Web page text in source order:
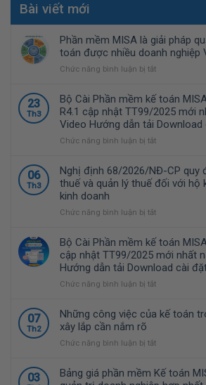
Bài viết mới
Phần mềm MISA là giải pháp
toán được nhiều doanh nghiệp
Chức năng bình luận bị tắtở
mềm
MISA
là
giải
pháp
tài
chính
kế
được
nhiều
doanh
nghiệp
Việt
chọ
23
Th3
Bộ Cài Phần mềm kế toán
R4.1 cập nhật TT99/2025 mới
Video Hướng dẫn tải
Chức năng bình luận bị tắtở
Phần
mềm
toán
SME.NET
2026
R4.1
cập
nhật
nhất
2026
Video
Hướng
06
Th3
Nghị định 68/2026/NĐ-CP quy
thuế và quản lý thuế đối với hộ
kinh doanh
Chức năng bình luận bị tắtở
định
68/2026/NĐ-
CP
quy
định
chính
sách
và
lý
thuế
Bộ Cài Phần mềm kế toán
cập nhật TT99/2025 mới nhất
Hướng dẫn tải Download cài
Chức năng bình luận bị tắtở
Phần
kế
MISA
SME.NET
07
Th2
Những công việc của kế toán
xây lắp cần nắm rõ
Chức năng bình luận bị tắtở
công
việc
03
Bảng giá phần mềm Kế toán